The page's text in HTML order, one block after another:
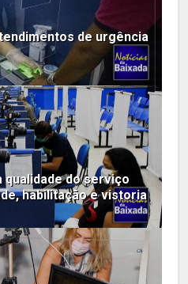
de urgência
qualidade do serviço
habilitação e vistoria